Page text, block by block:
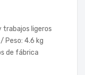
trabajos ligeros
Peso: 4.6 kg
de fábrica